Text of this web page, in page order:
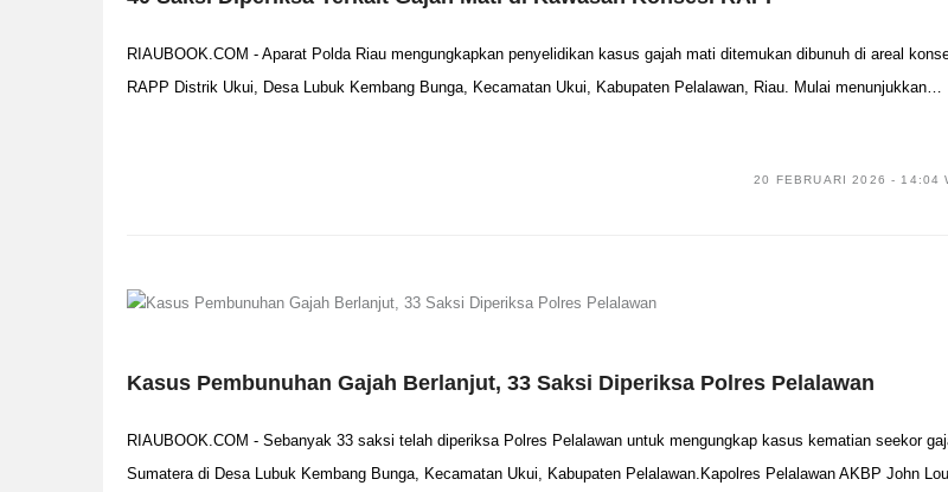
RIAUBOOK.COM - Aparat Polda Riau mengungkapkan penyelidikan kasus gajah mati ditemukan dibunuh di areal
RAPP Distrik Ukui, Desa Lubuk Kembang Bunga, Kecamatan Ukui, Kabupaten Pelalawan, Riau. Mulai menunjukkan…
20 FEBRUARI 2026 - 14:04
Kasus Pembunuhan Gajah Berlanjut, 33 Saksi Diperiksa Polres Pelalawan
RIAUBOOK.COM - Sebanyak 33 saksi telah diperiksa Polres Pelalawan untuk mengungkap kasus kematian seekor
Sumatera di Desa Lubuk Kembang Bunga, Kecamatan Ukui, Kabupaten Pelalawan.Kapolres Pelalawan AKBP John